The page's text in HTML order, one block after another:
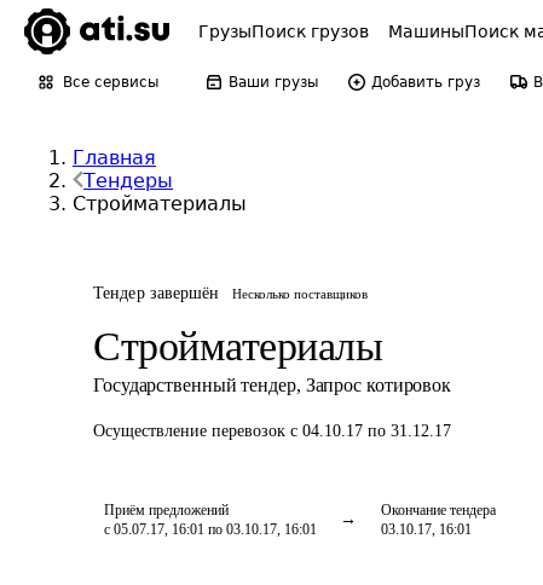
ГрузыПоиск грузов МашиныПоиск
Все сервисы Ваши грузы Добавить груз
Главная
Тендеры
Стройматериалы
Тендер завершён Несколько поставщиков
Стройматериалы
Государственный тендер, Запрос котировок
Осуществление перевозок с 04.10.17 по 31.12.17
Приём предложений
с 05.07.17, 16:01 по 03.10.17, 16:01
Окончание тендера
03.10.17, 16:01